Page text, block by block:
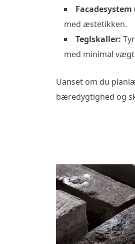
Facadesystem
med æstetikken.
Teglskaller:
med minimal
Uanset om du
bæredygtighed og